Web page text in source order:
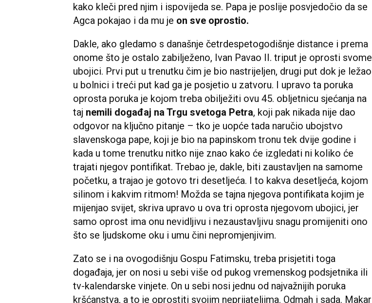
kako kleči pred njim i ispovijeda se. Papa je poslije posvjedočio da se
Agca pokajao i da mu je on sve oprostio.
Dakle, ako gledamo s današnje četrdespetogodišnje distance i prema
onome što je ostalo zabilježeno, Ivan Pavao II. triput je oprosti svome
ubojici. Prvi put u trenutku čim je bio nastrijeljen, drugi put dok je ležao
u bolnici i treći put kad ga je posjetio u zatvoru. I upravo ta poruka
oprosta poruka je kojom treba obilježiti ovu 45. obljetnicu sjećanja na
taj nemili događaj na Trgu svetoga Petra, koji pak nikada nije dao
odgovor na ključno pitanje – tko je uopće tada naručio ubojstvo
slavenskoga pape, koji je bio na papinskom tronu tek dvije godine i
kada u tome trenutku nitko nije znao kako će izgledati ni koliko će
trajati njegov pontifikat. Trebao je, dakle, biti zaustavljen na samome
početku, a trajao je gotovo tri desetljeća. I to kakva desetljeća, kojom
silinom i kakvim ritmom! Možda se tajna njegova pontifikata kojim je
mijenjao svijet, skriva upravo u ova tri oprosta njegovom ubojici, jer
samo oprost ima onu nevidljivu i nezaustavljivu snagu promijeniti ono
što se ljudskome oku i umu čini nepromjenjivim.
Zato se i na ovogodišnju Gospu Fatimsku, treba prisjetiti toga
događaja, jer on nosi u sebi više od pukog vremenskog podsjetnika ili
tv-kalendarske vinjete. On u sebi nosi jednu od najvažnijih poruka
kršćanstva, a to je oprostiti svojim neprijateljima. Odmah i sada. Makar